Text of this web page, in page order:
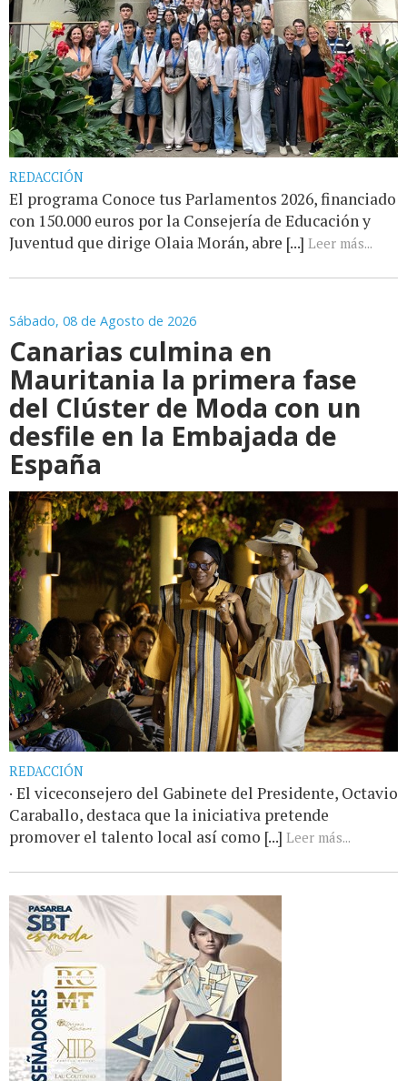
REDACCIÓN
El programa Conoce tus Parlamentos 2026, financiado
con 150.000 euros por la Consejería de Educación y
Juventud que dirige Olaia Morán, abre [...] Leer más...
Sábado, 08 de Agosto de 2026
Canarias culmina en
Mauritania la primera fase
del Clúster de Moda con un
desfile en la Embajada de
España
REDACCIÓN
· El viceconsejero del Gabinete del Presidente, Octavio
Caraballo, destaca que la iniciativa pretende
promover el talento local así como [...] Leer más...